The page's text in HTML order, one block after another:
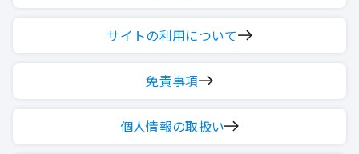
サイトの利用について
免責事項
個人情報の取扱い